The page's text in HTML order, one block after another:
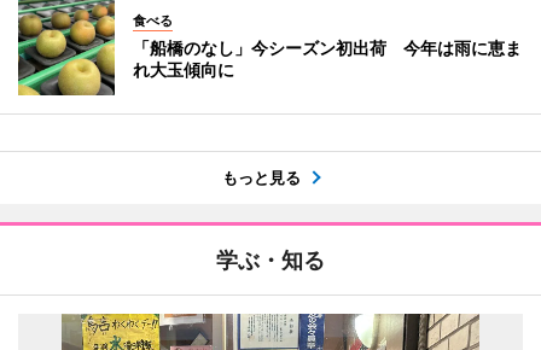
食べる
「船橋のなし」今シーズン初出荷 今年は雨に恵ま
れ大玉傾向に
もっと見る
学ぶ・知る